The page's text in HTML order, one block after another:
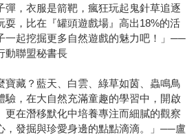
彈，衣服是箭靶，瘋狂玩起鬼針草追逐
耍，比在『罐頭遊戲場』高出18%的活
一起挖掘更多自然遊戲的魅力吧！」──
動聯盟秘書長
寶藏？藍天、白雲、綠草如茵、蟲鳴鳥
，在大自然充滿童趣的學習中，開啟
更在潛移默化中培養專注而細膩的觀察
，發掘與珍愛身邊的點點滴滴。」──盧